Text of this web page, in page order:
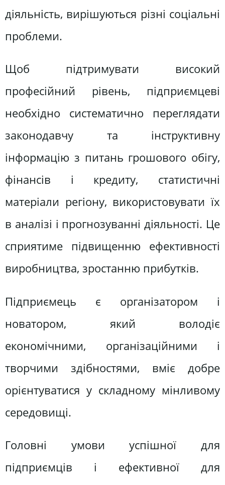
діяльність, вирішуються різні соціальні
проблеми.
Щоб підтримувати високий
професійний рівень, підприємцеві
необхідно систематично переглядати
законодавчу та інструктивну
інформацію з питань грошового обігу,
фінансів і кредиту, статистичні
матеріали регіону, використовувати їх
в аналізі і прогнозуванні діяльності. Це
сприятиме підвищенню ефективності
виробництва, зростанню прибутків.
Підприємець є організатором і
новатором, який володіє
економічними, організаційними і
творчими здібностями, вміє добре
орієнтуватися у складному мінливому
середовищі.
Головні умови успішної для
підприємців і ефективної для